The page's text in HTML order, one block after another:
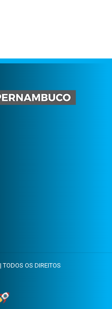
TODOS OS DIREITOS